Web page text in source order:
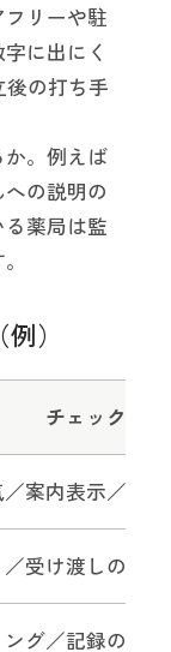
リーや駐
に出にく
後の打ち手
。例えば
の説明の
薬局は監
）
チェック例
案内表示／質
受け渡しの流
グ／記録の粒